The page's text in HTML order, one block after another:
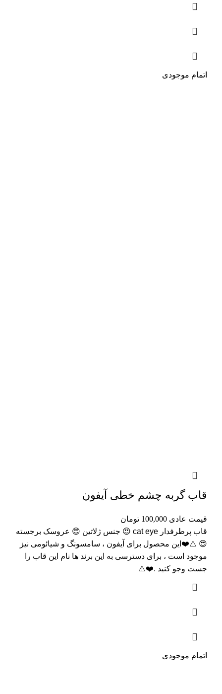
اتمام موجودی
قاب گربه چشم خطی آیفون
قیمت عادی 100,000 تومان
قاب پرطرفدار cat eye 😍 جنس ژلاتین 😍 عروسک برجسته
😍 ⚠️❤️این محصول برای آیفون ، سامسونگ و شیائومی نیز
موجود است ، برای دسترسی به این برند ها نام این قاب را
جست وجو کنید .❤️⚠️
اتمام موجودی